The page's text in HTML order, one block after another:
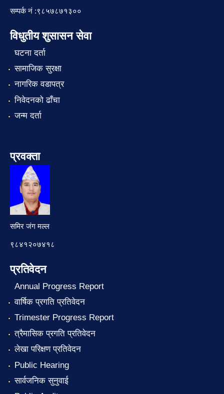
सम्पर्क नं :९८५७८७१३००
विधुतीय शुसासन सेवा
घटना दर्ता
सामाजिक सुरक्षा
नागरिक वडापत्र
निवेदनको ढाँचा
जन्म दर्ता
प्रवक्ता
समिर जंग मल्ल
९८४१२०७४१८
प्रतिवेदन
Annual Progress Report
वार्षिक प्रगति प्रतिवेदन
Trimester Progress Report
त्रैमासिक प्रगति प्रतिवेदन
लेखा परिक्षण प्रतिवेदन
Public Hearing
सार्वजनिक सुनुवाई